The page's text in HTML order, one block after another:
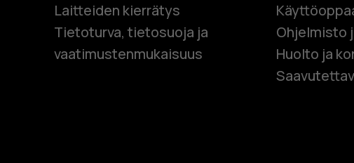
Älypuhelimet
Perinteiset
Laitteiden kierrätys
Tietoturva, tietosuoja ja
vaatimustenmukaisuus
Ohjelmisto
Huolto ja